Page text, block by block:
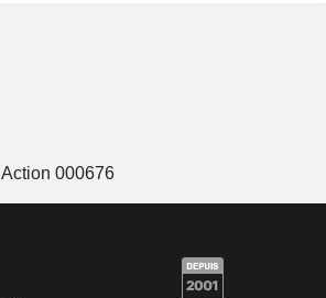
Action 000676